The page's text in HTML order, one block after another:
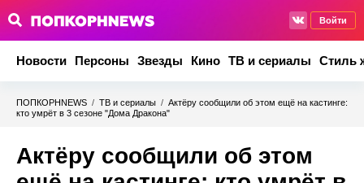
Войти
Новости Персоны Звезды Кино ТВ и сериалы Стиль
ПОПКОРНNEWS / ТВ и сериалы / Актёру сообщили об этом ещё на кастинге:
кто умрёт в 3 сезоне "Дома Дракона"
Актёру сообщили об этом